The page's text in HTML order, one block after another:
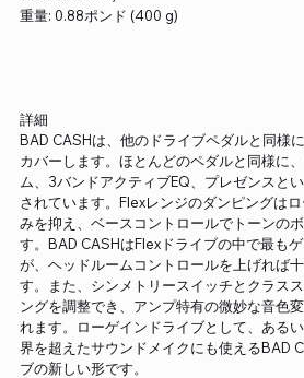
重量: 0.88ポンド (400 g)
詳細
BAD CASHは、他のドライブペダルと同様
カバーします。ほとんどのペダルと同様に
ム、3バンドアクティブEQ、プレゼンスと
されています。Flexレンジのダンピングは
みを抑え、ベースコントロールでトーンの
す。BAD CASHはFlexドライブの中で最も
が、ヘッドルームコントロールを上げれば
す。また、シンメトリースイッチとクラス
ングを調整でき、アンプ特有の微妙な音色
れます。ローゲインドライブとして、ある
界を超えたサウンドメイクにも使えるBAD
ブの新しい形です。